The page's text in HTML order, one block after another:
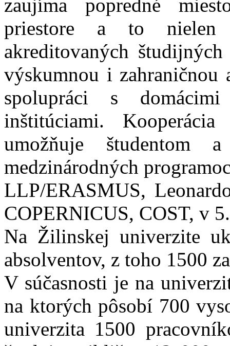
zaujíma popredné
priestore a to nielen
akreditovaných
výskumnou i zahraničnou
spolupráci s
inštitúciami.
umožňuje
medzinárodných
LLP/ERASMUS,
COPERNICUS, COST, v
Na Žilinskej univerzite
absolventov, z toho 1500
V súčasnosti je na
na ktorých pôsobí 700
univerzita 1500